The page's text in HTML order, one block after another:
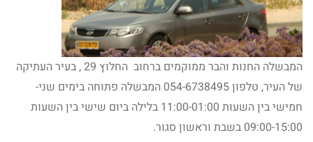
המבשלה החנות והבר ממוקמים ברחוב החלוץ 29 , בעיר העתיקה
של העיר, טלפון 054-6738495 המבשלה פתוחה בימים שני-
חמישי בין השעות 11:00-01:00 בלילה ביום שישי בין השעות
09:00-15:00 בשבת וראשון סגור.